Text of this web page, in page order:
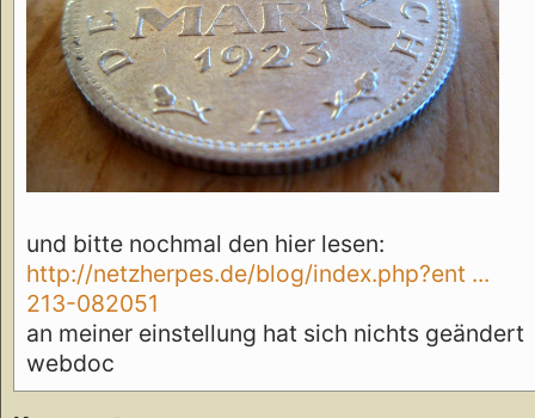
und bitte nochmal den hier lesen:
http://netzherpes.de/blog/index.php?ent ...
213-082051
an meiner einstellung hat sich nichts geändert
webdoc